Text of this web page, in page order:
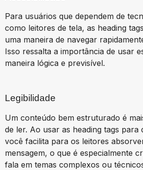
Para usuários que dependem de
como leitores de tela, as heading
uma maneira de navegar
Isso ressalta a importância de usar
maneira lógica e previsível.
Legibilidade
Um conteúdo bem estruturado é
de ler. Ao usar as heading tags para
você facilita para os leitores
mensagem, o que é especialmente
fala em temas complexos ou